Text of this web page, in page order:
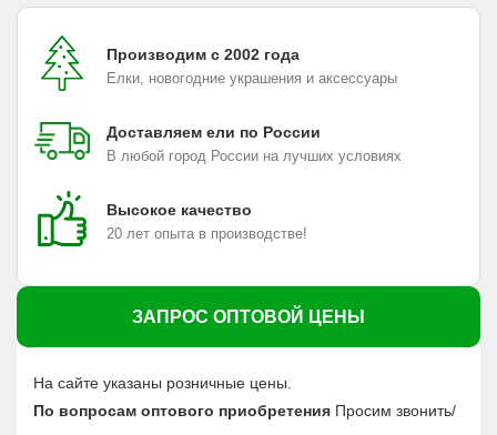
Производим с 2002 года
Елки, новогодние украшения и аксессуары
Доставляем ели по России
В любой город России на лучших условиях
Высокое качество
20 лет опыта в производстве!
ЗАПРОС ОПТОВОЙ ЦЕНЫ
На сайте указаны розничные цены.
По вопросам оптового приобретения Просим звонить/